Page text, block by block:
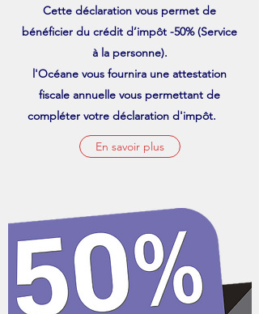
Cette déclaration vous permet de
bénéficier du crédit d’impôt -50% (Service
à la personne).
l'Océane vous fournira une attestation
fiscale annuelle vous permettant de
compléter votre déclaration d'impôt.
En savoir plus